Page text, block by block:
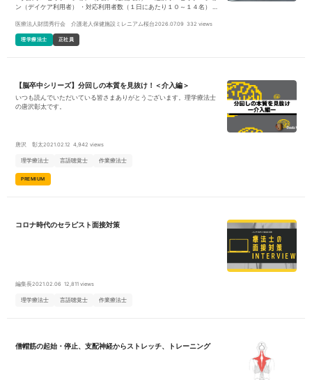
ン（デイケア利用者） ・対応利用者数（１日にあたり１０～１４名） ・
のサポート／地域に関連した委託業務等の対応を実施 ・個人担当制では
なくリハビリテーション科全体で利用者様の対応を実施 ・書類業務や訪
問業務（家屋調査や担当者会議等）を段階的に担当していただきます ・
医療法人財団秀行会 介護老人保健施設ミレニアム桜台2026.07.09 332 views
理学療法士 正社員
【脳卒中シリーズ】分回しの本質を見抜け！＜介入編＞
いつも読んでいただいている皆さまありがとうございます。理学療法士
の唐沢彰太です。
唐沢 彰太2021.02.12 4,942 views
理学療法士 言語聴覚士 作業療法士
PREMIUM
コロナ時代のセラピスト面接対策
編集長2021.02.06 12,811 views
理学療法士 言語聴覚士 作業療法士
僧帽筋の起始・停止、支配神経からストレッチ、トレーニング